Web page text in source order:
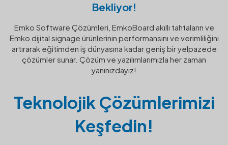
Bekliyor!
Emko Software Çözümleri, EmkoBoard akıllı tahtaların ve
Emko dijital signage ürünlerinin performansını ve verimliliğini
artırarak eğitimden iş dünyasına kadar geniş bir yelpazede
çözümler sunar. Çözüm ve yazılımlarımızla her zaman
yanınızdayız!
Teknolojik Çözümlerimizi
Keşfedin!